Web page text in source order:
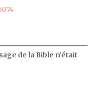
de la Bible n’était